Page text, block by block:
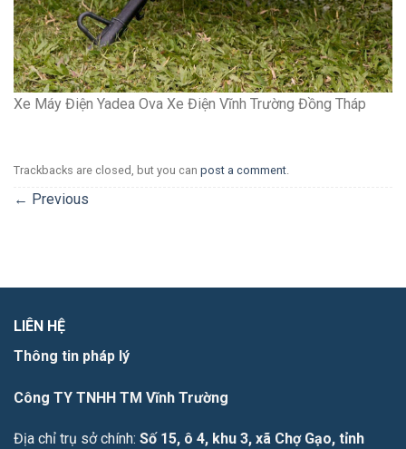
Xe Máy Điện Yadea Ova Xe Điện Vĩnh Trường Đồng Tháp
Trackbacks are closed, but you can post a comment.
← Previous
LIÊN HỆ
Thông tin pháp lý
Công TY TNHH TM Vĩnh Trường
Địa chỉ trụ sở chính: Số 15, ô 4, khu 3, xã Chợ Gạo, tỉnh